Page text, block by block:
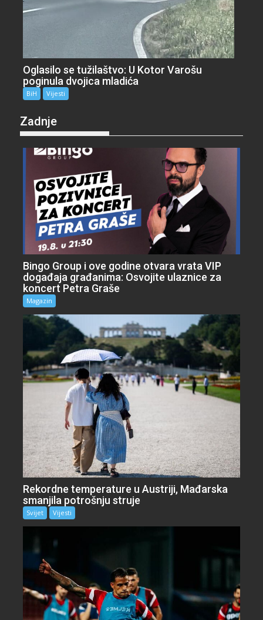
Oglasilo se tužilaštvo: U Kotor Varošu
poginula dvojica mladića
BiH Vijesti
Zadnje
Bingo Group i ove godine otvara vrata VIP
događaja građanima: Osvojite ulaznice za
koncert Petra Graše
Magazin
Rekordne temperature u Austriji, Mađarska
smanjila potrošnju struje
Svijet Vijesti